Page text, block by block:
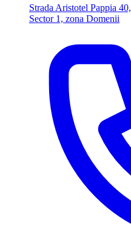
Strada Aristotel Pappia 40,
Sector 1, zona Domenii